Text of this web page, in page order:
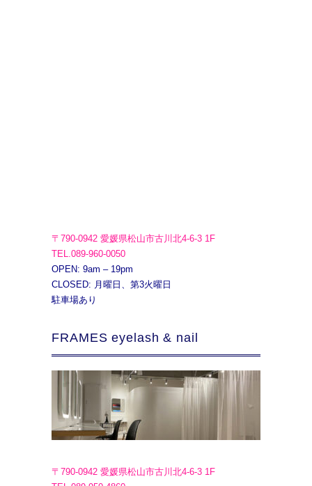
〒790-0942 愛媛県松山市古川北4-6-3 1F
TEL.089-960-0050
OPEN: 9am – 19pm
CLOSED: 月曜日、第3火曜日
駐車場あり
FRAMES eyelash & nail
〒790-0942 愛媛県松山市古川北4-6-3 1F